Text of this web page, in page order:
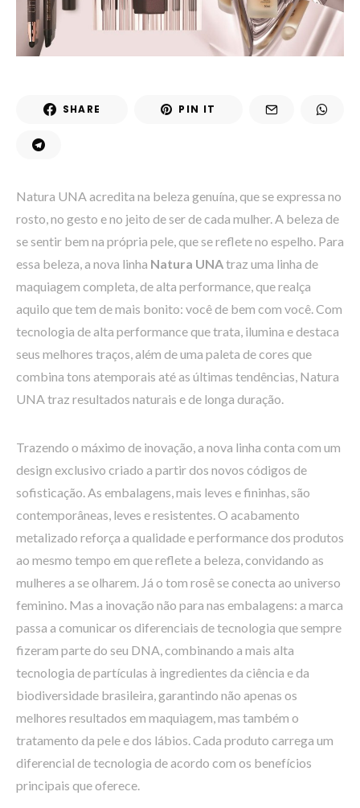
SHARE PIN IT
Natura UNA acredita na beleza genuína, que se expressa no
rosto, no gesto e no jeito de ser de cada mulher. A beleza de
se sentir bem na própria pele, que se reflete no espelho. Para
essa beleza, a nova linha Natura UNAtraz uma linha de
maquiagem completa, de alta performance, que realça
aquilo que tem de mais bonito: você de bem com você. Com
tecnologia de alta performance que trata, ilumina e destaca
seus melhores traços, além de uma paleta de cores que
combina tons atemporais até as últimas tendências, Natura
UNA traz resultados naturais e de longa duração.
Trazendo o máximo de inovação, a nova linha conta com um
design exclusivo criado a partir dos novos códigos de
sofisticação. As embalagens, mais leves e fininhas, são
contemporâneas, leves e resistentes. O acabamento
metalizado reforça a qualidade e performance dos produtos
ao mesmo tempo em que reflete a beleza, convidando as
mulheres a se olharem. Já o tom rosê se conecta ao universo
feminino. Mas a inovação não para nas embalagens: a marca
passa a comunicar os diferenciais de tecnologia que sempre
fizeram parte do seu DNA, combinando a mais alta
tecnologia de partículas à ingredientes da ciência e da
biodiversidade brasileira, garantindo não apenas os
melhores resultados em maquiagem, mas também o
tratamento da pele e dos lábios. Cada produto carrega um
diferencial de tecnologia de acordo com os benefícios
principais que oferece.